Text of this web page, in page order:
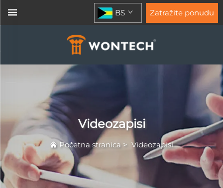
BS Zatražite ponudu
Videozapisi
Početna stranica > Videozapisi